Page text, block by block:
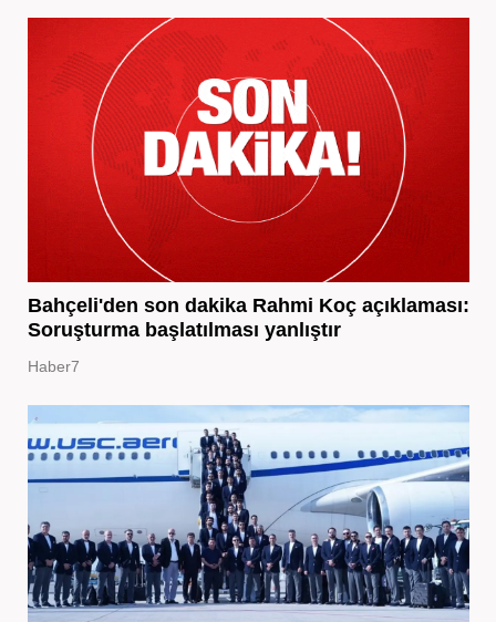
Bahçeli'den son dakika Rahmi Koç açıklaması:
Soruşturma başlatılması yanlıştır
Haber7